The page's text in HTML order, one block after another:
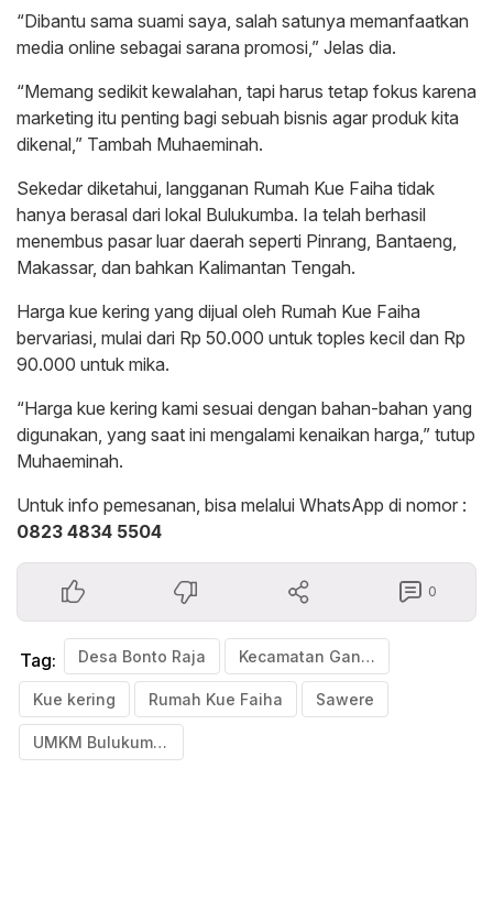
“Dibantu sama suami saya, salah satunya memanfaatkan
media online sebagai sarana promosi,” Jelas dia.
“Memang sedikit kewalahan, tapi harus tetap fokus karena
marketing itu penting bagi sebuah bisnis agar produk kita
dikenal,” Tambah Muhaeminah.
Sekedar diketahui, langganan Rumah Kue Faiha tidak
hanya berasal dari lokal Bulukumba. Ia telah berhasil
menembus pasar luar daerah seperti Pinrang, Bantaeng,
Makassar, dan bahkan Kalimantan Tengah.
Harga kue kering yang dijual oleh Rumah Kue Faiha
bervariasi, mulai dari Rp 50.000 untuk toples kecil dan Rp
90.000 untuk mika.
“Harga kue kering kami sesuai dengan bahan-bahan yang
digunakan, yang saat ini mengalami kenaikan harga,” tutup
Muhaeminah.
Untuk info pemesanan, bisa melalui WhatsApp di nomor :
0823 4834 5504
0
Tag: Desa Bonto Raja Kecamatan Gantarang
Kue kering Rumah Kue Faiha Sawere
UMKM Bulukumba